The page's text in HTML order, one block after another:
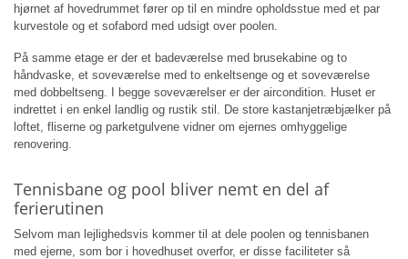
hjørnet af hovedrummet fører op til en mindre opholdsstue med et par
kurvestole og et sofabord med udsigt over poolen.
På samme etage er der et badeværelse med brusekabine og to
håndvaske, et soveværelse med to enkeltsenge og et soveværelse
med dobbeltseng. I begge soveværelser er der aircondition. Huset er
indrettet i en enkel landlig og rustik stil. De store kastanjetræbjælker på
loftet, fliserne og parketgulvene vidner om ejernes omhyggelige
renovering.
Tennisbane og pool bliver nemt en del af
ferierutinen
Selvom man lejlighedsvis kommer til at dele poolen og tennisbanen
med ejerne, som bor i hovedhuset overfor, er disse faciliteter så